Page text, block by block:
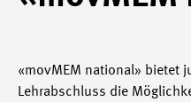
«movMEM national» bietet
Lehrabschluss die